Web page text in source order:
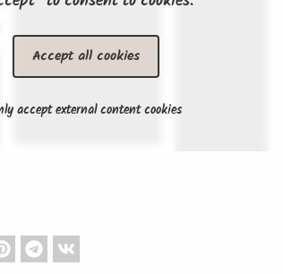
Accept all cookies
accept external content cookies